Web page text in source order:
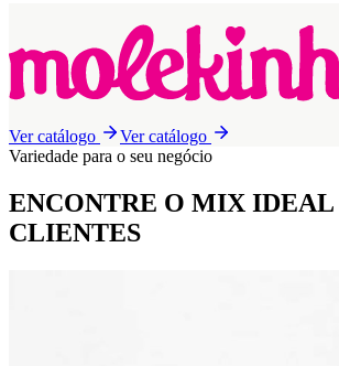
Ver catálogo
Ver catálogo
Variedade para o seu negócio
ENCONTRE O MIX IDEAL
CLIENTES